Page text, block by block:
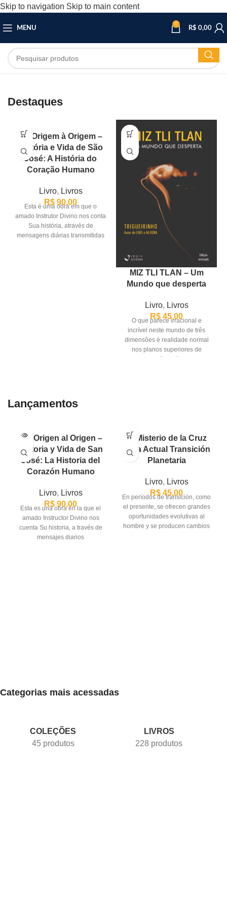
Skip to navigation Skip to main content
MENU
0
R$ 0,00
Destaques
Da Origem à Origem –
História e Vida de São
José: A História do
Coração Humano
Livro, Livros
R$ 90,00
Esta é uma obra em que o
amado Instrutor Divino nos conta
Sua história, através de
mensagens diárias transmitidas
MIZ TLI TLAN – Um
Mundo que desperta
Livro, Livros
R$ 45,00
O que parece irracional e
incrível neste mundo de três
dimensões é realidade normal
nos planos superiores de
consciência.´ (Miz
Lançamentos
Del Origen al Origen –
Historia y Vida de San
José: La Historia del
Corazón Humano
Livro, Livros
R$ 90,00
Esta es una obra en la que el
amado Instructor Divino nos
cuenta Su historia, a través de
mensajes diarios
El Misterio de la Cruz
en la Actual Transición
Planetaria
Livro, Livros
R$ 45,00
En períodos de transición, como
el presente, se ofrecen grandes
oportunidades evolutivas al
hombre y se producen cambios
Categorias mais acessadas
COLEÇÕES
45 produtos
LIVROS
228 produtos